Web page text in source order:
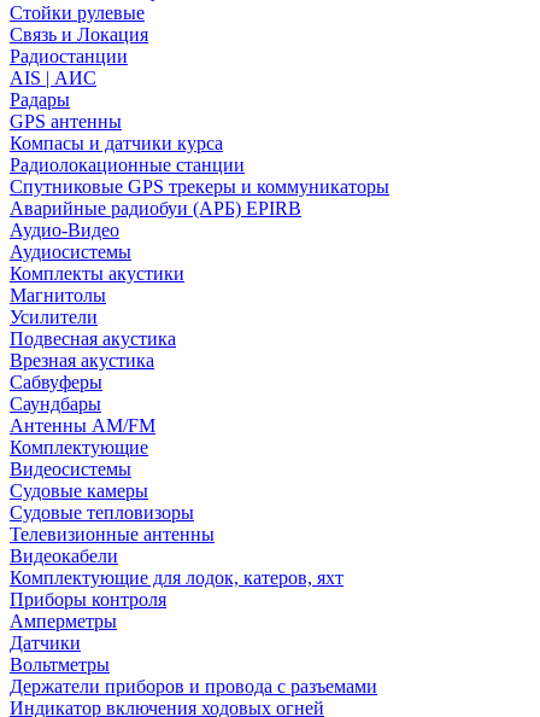
Стойки рулевые
Связь и Локация
Радиостанции
AIS | АИС
Радары
GPS антенны
Компасы и датчики курса
Радиолокационные станции
Спутниковые GPS трекеры и коммуникаторы
Аварийные радиобуи (АРБ) EPIRB
Аудио-Видео
Аудиосистемы
Комплекты акустики
Магнитолы
Усилители
Подвесная акустика
Врезная акустика
Сабвуферы
Саундбары
Антенны AM/FM
Комплектующие
Видеосистемы
Судовые камеры
Cудовые тепловизоры
Телевизионные антенны
Видеокабели
Комплектующие для лодок, катеров, яхт
Приборы контроля
Амперметры
Датчики
Вольтметры
Держатели приборов и провода с разъемами
Индикатор включения ходовых огней